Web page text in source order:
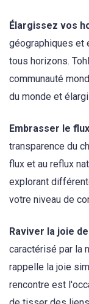
Élargissez vos
géographiques et
tous horizons.
communauté
du monde et
Embrasser le
transparence du
flux et au reflux
explorant
votre niveau de
Raviver la joie
caractérisé par la
rappelle la joie
rencontre est